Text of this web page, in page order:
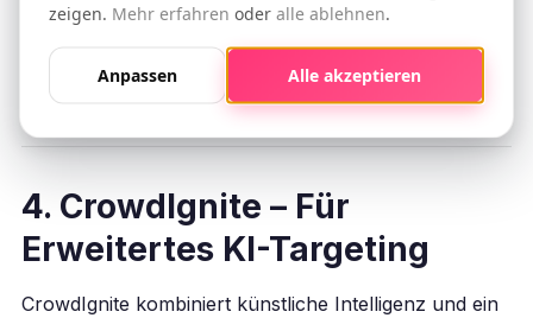
Nur auf Englisch
Besser als OniGrow wenn:
einem großen Team suchen.
4. CrowdIgnite – Für
Erweitertes KI-Targeting
CrowdIgnite kombiniert künstliche Intelligenz und ein
zeigen. Mehr erfahren oder alle ablehnen.
Anpassen Alle akzeptieren